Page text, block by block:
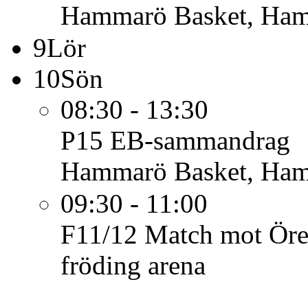
Hammarö Basket,
9Lör
10Sön
08:30 - 13:30
P15 EB-sammandrag
Hammarö Basket,
09:30 - 11:00
F11/12 Match mot
fröding arena